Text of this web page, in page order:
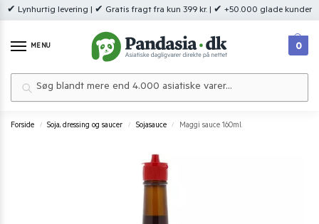
✔ Lynhurtig levering | ✔ Gratis fragt fra kun 399 kr. | ✔ +50.000 glade kunder
MENU 0
Forside / Soja, dressing og saucer / Sojasauce / Maggi sauce 160ml.